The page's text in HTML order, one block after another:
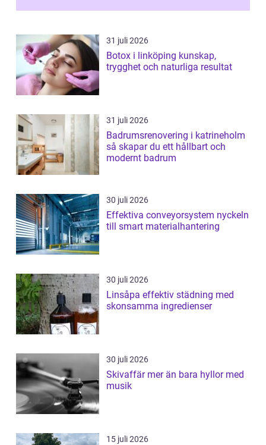
ställs höga k...
31 juli 2026
Botox i linköping kunskap,
trygghet och naturliga resultat
31 juli 2026
Badrumsrenovering i katrineholm
så skapar du ett hållbart och
modernt badrum
30 juli 2026
Effektiva conveyorsystem nyckeln
till smart materialhantering
30 juli 2026
Linsåpa effektiv städning med
skonsamma ingredienser
30 juli 2026
Skivaffär mer än bara hyllor med
musik
15 juli 2026